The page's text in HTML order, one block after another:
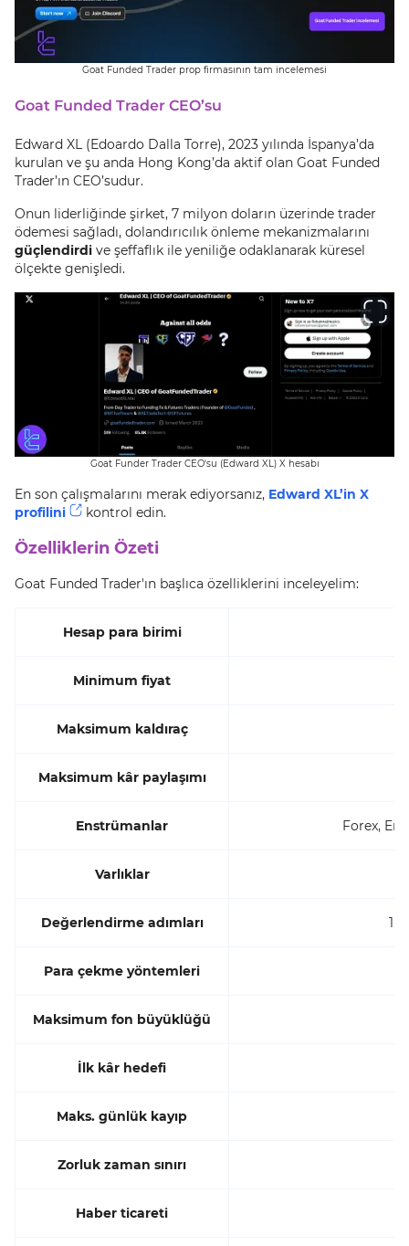
Goat Funded Trader prop firmasının tam incelemesi
Goat Funded Trader CEO’su
Edward XL (Edoardo Dalla Torre), 2023 yılında İspanya’da
kurulan ve şu anda Hong Kong’da aktif olan Goat Funded
Trader’ın CEO’sudur.
Onun liderliğinde şirket, 7 milyon doların üzerinde trader
ödemesi sağladı, dolandırıcılık önleme mekanizmalarını
güçlendirdi ve şeffaflık ile yeniliğe odaklanarak küresel
ölçekte genişledi.
Goat Funder Trader CEO'su (Edward XL) X hesabı
En son çalışmalarını merak ediyorsanız, Edward XL’in X
profilini
kontrol edin.
Özelliklerin Özeti
Goat Funded Trader'ın başlıca özelliklerini inceleyelim:
Hesap para birimi
Minimum fiyat
Maksimum kaldıraç
Maksimum kâr paylaşımı
Enstrümanlar Forex,
Varlıklar
Değerlendirme adımları 1
Para çekme yöntemleri
Maksimum fon büyüklüğü
İlk kâr hedefi
Maks. günlük kayıp
Zorluk zaman sınırı
Haber ticareti